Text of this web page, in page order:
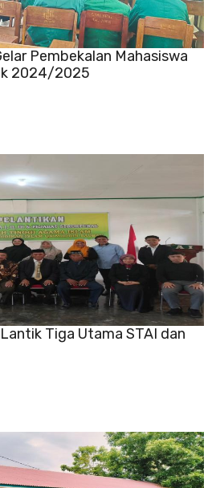
Pembekalan Mahasiswa
2024/2025
Tiga Utama STAI dan